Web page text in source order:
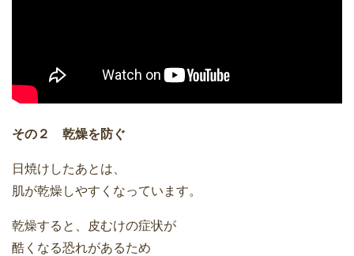
その２ 乾燥を防ぐ
日焼けしたあとは、
肌が乾燥しやすくなっています。
乾燥すると、皮むけの症状が
酷くなる恐れがあるため